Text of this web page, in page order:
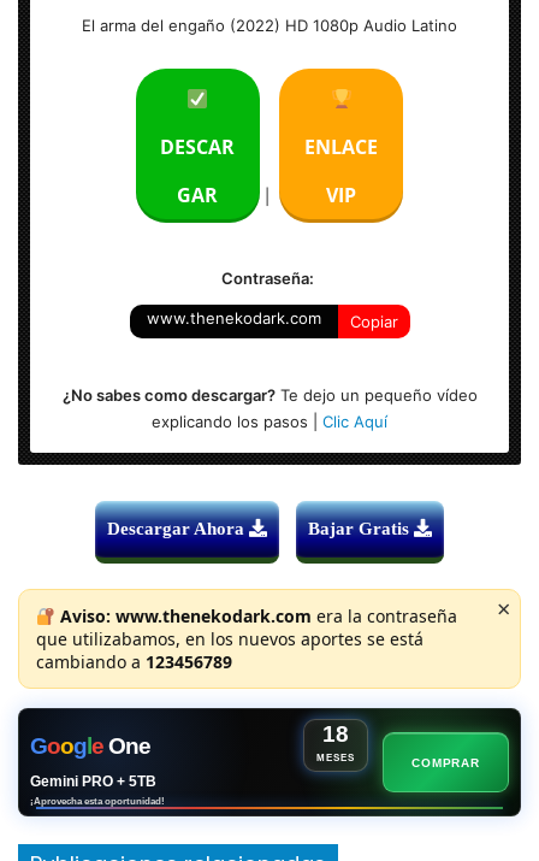
Tamaño: 2.20 GB
El arma del engaño (2022) HD 1080p Audio Latino
DESCAR
GAR
ENLACE
VIP
Contraseña:
www.thenekodark.com Copiar
¿No sabes como descargar?Te dejo un pequeño vídeo
explicando los pasos | Clic Aquí
Descargar Ahora Bajar Gratis
Aviso: www.thenekodark.com era la contraseña
que utilizabamos, en los nuevos aportes se está
cambiando a 123456789
×
GoogleOne 18
MESES
Gemini PRO + 5TB
¡Aprovecha esta oportunidad!
COMPRAR